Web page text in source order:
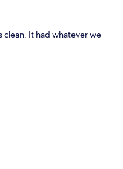
clean. It had whatever we